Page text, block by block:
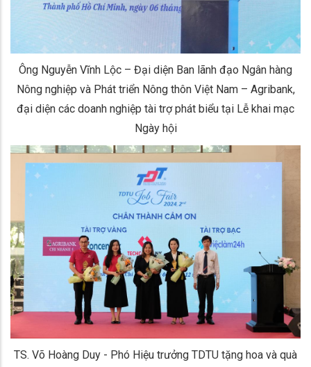
Ông Nguyễn Vĩnh Lộc – Đại diện Ban lãnh đạo Ngân hàng
Nông nghiệp và Phát triển Nông thôn Việt Nam – Agribank,
đại diện các doanh nghiệp tài trợ phát biểu tại Lễ khai mạc
Ngày hội
TS. Võ Hoàng Duy - Phó Hiệu trưởng TDTU tặng hoa và quà